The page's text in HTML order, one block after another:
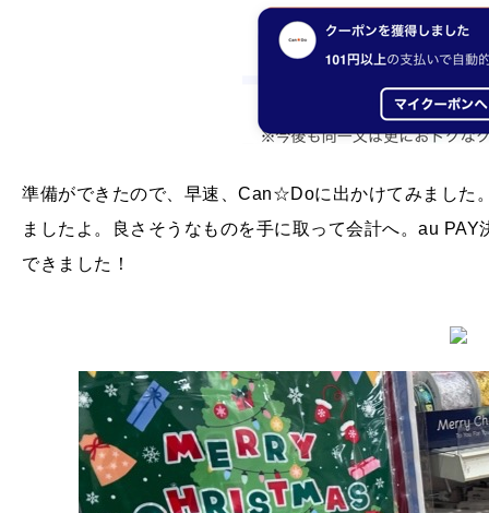
準備ができたので、早速、Can☆Doに出かけてみました
ましたよ。良さそうなものを手に取って会計へ。au
できました！